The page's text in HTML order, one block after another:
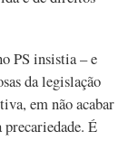
PS insistia – e
da legislação
em não acabar
É